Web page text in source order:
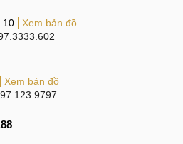
chất và các chất gây ăn mòn
gây hại cho các linh kiện bên
và khi di chuyển iPhone XS
rơi. Điều này có thể gây hỏng hóc
camera.
và camera, hãy sử dụng vật
Xem bản đồ
Xem bản đồ